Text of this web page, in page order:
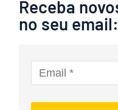
Receba
no seu email: